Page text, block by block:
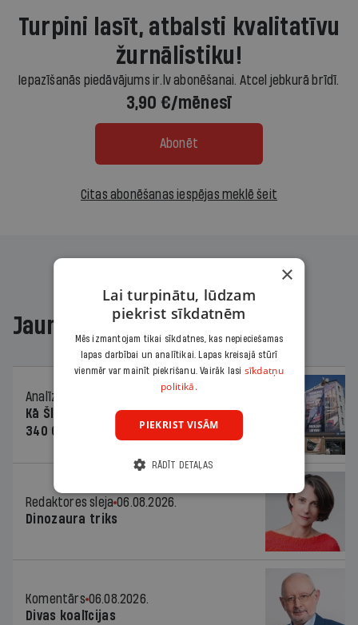
Turpini lasīt, atbalsti kvalitatīvu
žurnālistiku!
Iepazīšanās piedāvājums ir.lv abonēšanai. Atcel jebkurā brīdī.
3,90 €/mēnesī
Abonēt
Citas abonēšanas iespējas meklē šeit
Jaunākajā žurnālā
Analīze
Kā Šlesera partija palika nesodīta par
340 000 vērtu reklāmas kampaņu
Redaktores sleja 06.08.2026.
Dinozaura triks
Komentārs 06.08.2026.
Divas koalīcijas
×
Lai turpinātu, lūdzam
piekrist sīkdatnēm
Mēs izmantojam tikai sīkdatnes, kas nepieciešamas
lapas darbībai un analītikai. Lapas kreisajā stūrī
vienmēr var mainīt piekrišanu. Vairāk lasi sīkdatņu
politikā.
PIEKRIST VISĀM
RĀDĪT DETAĻAS